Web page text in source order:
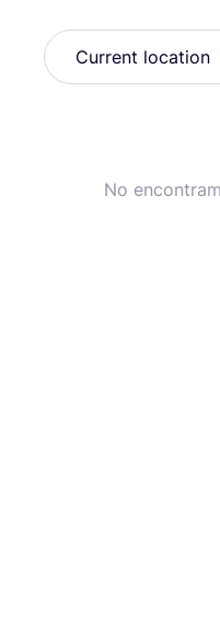
No